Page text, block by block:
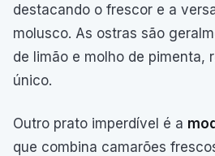
destacando o frescor e a
molusco. As ostras são
de limão e molho de pimenta,
único.
Outro prato imperdível é a
que combina camarões